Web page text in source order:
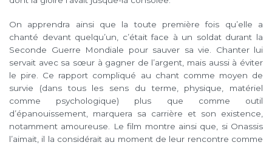
On apprendra ainsi que la toute première fois qu’elle a
chanté devant quelqu’un, c’était face à un soldat durant la
Seconde Guerre Mondiale pour sauver sa vie. Chanter lui
servait avec sa sœur à gagner de l’argent, mais aussi à éviter
le pire. Ce rapport compliqué au chant comme moyen de
survie (dans tous les sens du terme, physique, matériel
comme psychologique) plus que comme outil
d’épanouissement, marquera sa carrière et son existence,
notamment amoureuse. Le film montre ainsi que, si Onassis
l’aimait, il la considérait au moment de leur rencontre comme